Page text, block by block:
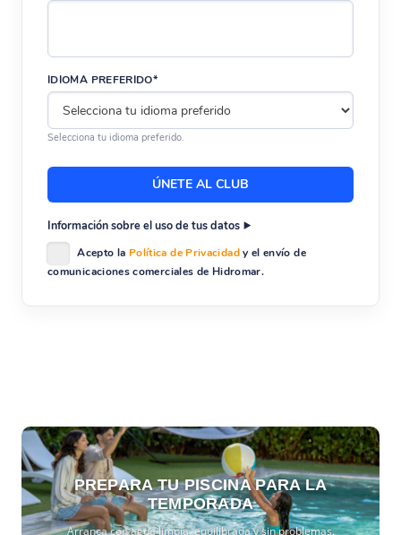
IDIOMA PREFERIDO*
Selecciona tu idioma preferido.
Información sobre el uso de tus datos
Acepto la Política de Privacidady el envío de
comunicaciones comerciales de Hidromar.
PREPARA TU PISCINA PARA LA
TEMPORADA
Arranca con agua limpia, equilibrada y sin problemas.